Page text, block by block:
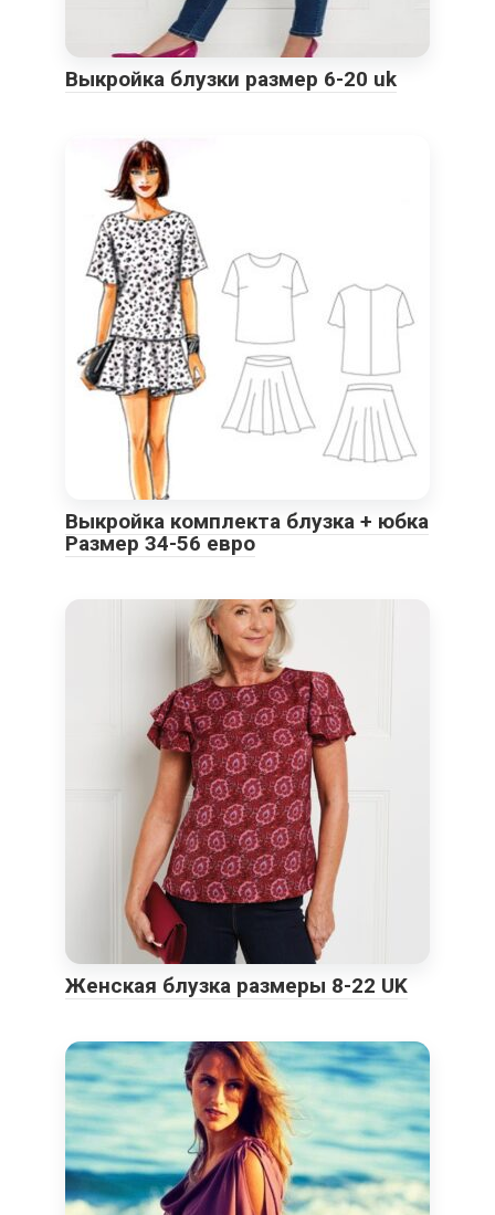
Выкройка блузки размер 6-20 uk
Выкройка комплекта блузка + юбка
Размер 34-56 евро
Женская блузка размеры 8-22 UK